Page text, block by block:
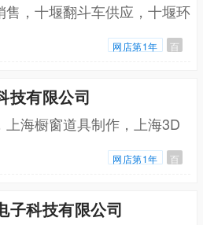
，十堰翻斗车供应，十堰环
网店第1年 百
技有限公司
上海橱窗道具制作，上海3D
网店第1年 百
子科技有限公司